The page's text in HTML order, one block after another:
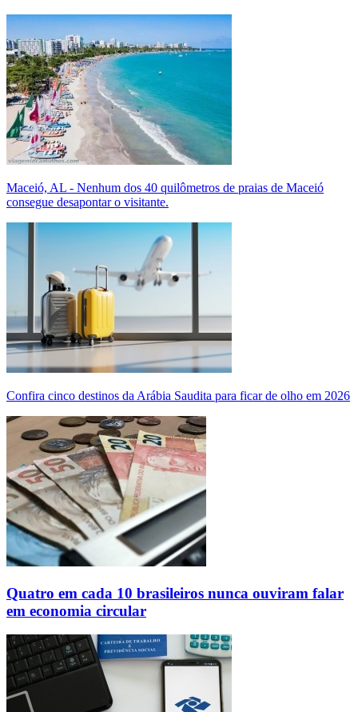
Maceió, AL - Nenhum dos 40 quilômetros de praias de Maceió
consegue desapontar o visitante.
Confira cinco destinos da Arábia Saudita para ficar de olho em 2026
Quatro em cada 10 brasileiros nunca ouviram falar
em economia circular